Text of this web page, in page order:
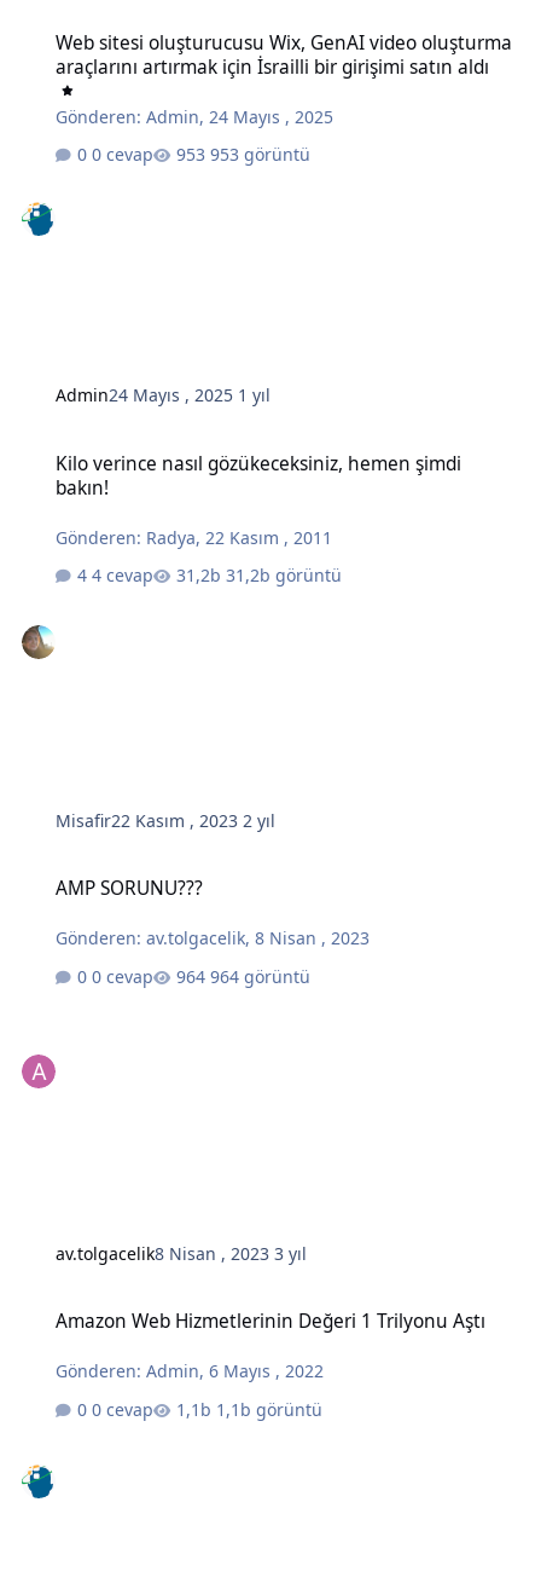
Web sitesi oluşturucusu Wix, GenAI video oluşturma
araçlarını artırmak için İsrailli bir girişimi satın aldı
Gönderen:Admin, 24 Mayıs , 2025
0 cevap
953 görüntü
Admin24 Mayıs , 2025 1 yıl
Kilo verince nasıl gözükeceksiniz, hemen şimdi
bakın!
Gönderen: Radya, 22 Kasım , 2011
4 cevap
31,2b görüntü
Misafir22 Kasım , 20232 yıl
AMP SORUNU???
Gönderen:av.tolgacelik,8 Nisan , 2023
0 cevap
964 görüntü
av.tolgacelik8 Nisan , 20233 yıl
Amazon Web Hizmetlerinin Değeri 1 Trilyonu Aştı
Gönderen:Admin,6 Mayıs , 2022
0 cevap
1,1b görüntü